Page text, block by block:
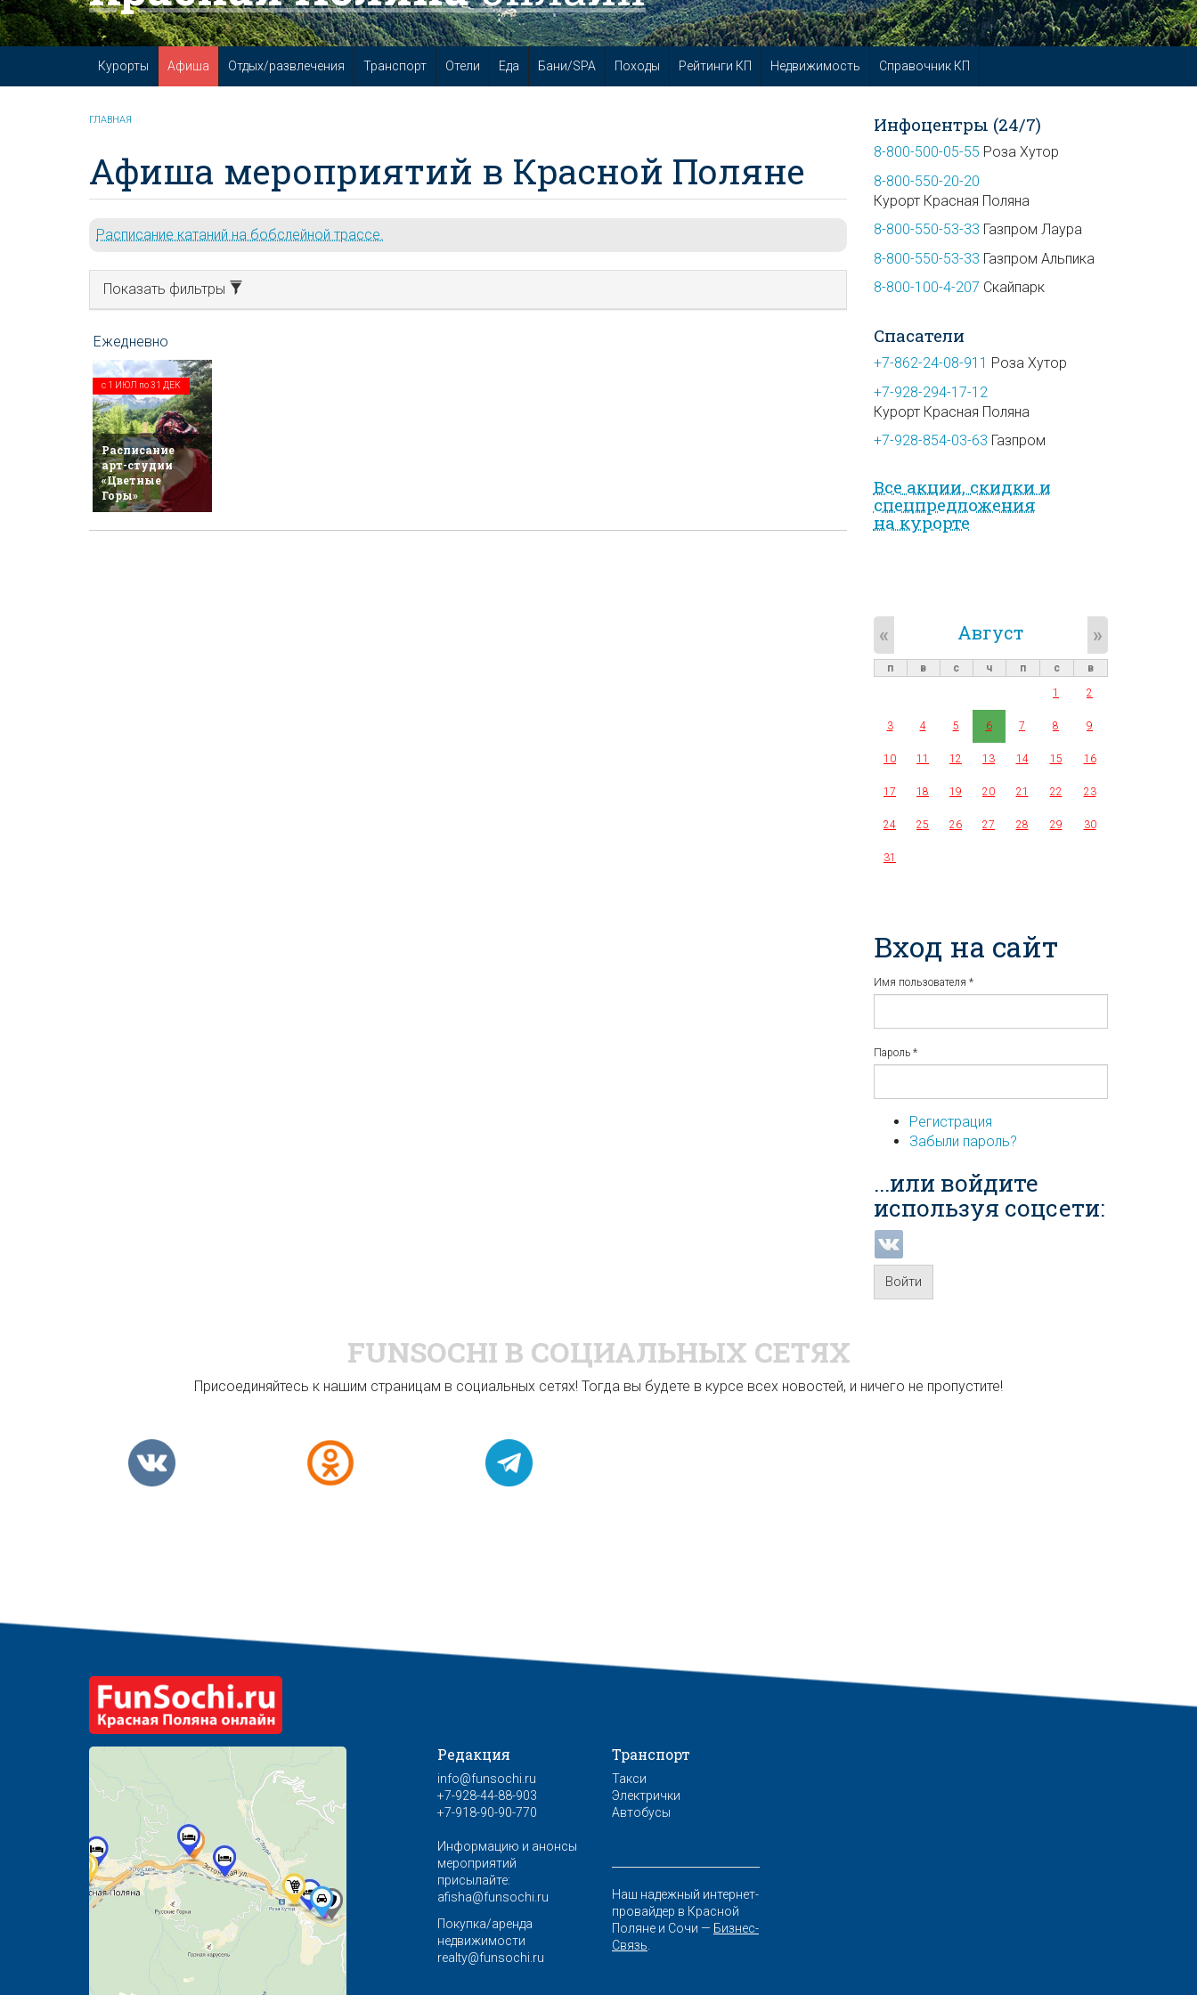
Курорты Афиша Отдых/развлечения Транспорт Отели Еда Бани/SPA Походы Рейтинги КП Недвижимость Справочник КП
ГЛАВНАЯ
Афиша мероприятий в Красной Поляне
Расписание катаний на бобслейной трассе.
Показать фильтры
с 1 ИЮЛ по31 ДЕК
Расписание
арт-студии
«Цветные
Горы»
Инфоцентры (24/7)
8-800-500-05-55 Роза Хутор
8-800-550-20-20
Курорт Красная Поляна
8-800-550-53-33 Газпром Лаура
8-800-550-53-33 Газпром Альпика
8-800-100-4-207 Скайпарк
Спасатели
+7-862-24-08-911 Роза Хутор
+7-928-294-17-12
Курорт Красная Поляна
+7-928-854-03-63 Газпром
Все акции, скидки и
спец­предложе­ния
на курорте
Август
« »
п в с ч п с
в
1
2
3 4 5 6 7 8 9
10 11 12 13 14 15 16
17 18 19 20 21 22 23
24 25 26 27 28 29 30
31
Вход на сайт
Имя пользователя *
Пароль *
Регистрация
Забыли пароль?
...или войдите
используя соцсети:
Войти
FUNSOCHI В СОЦИАЛЬНЫХ СЕТЯХ
Присоединяйтесь к нашим страницам в социальных сетях! Тогда вы будете в курсе всех новостей, и ничего не пропустите!
Редакция
info@funsochi.ru
+7-928-44-88-903
+7-918-90-90-770
Информацию и анонсы
мероприятий
присылайте:
afisha@funsochi.ru
Покупка/аренда
недвижимости
realty@funsochi.ru
Транспорт
Такси
Электрички
Автобусы
Наш надежный интернет-
провайдер в Красной
Поляне и Сочи — Бизнес-
Связь